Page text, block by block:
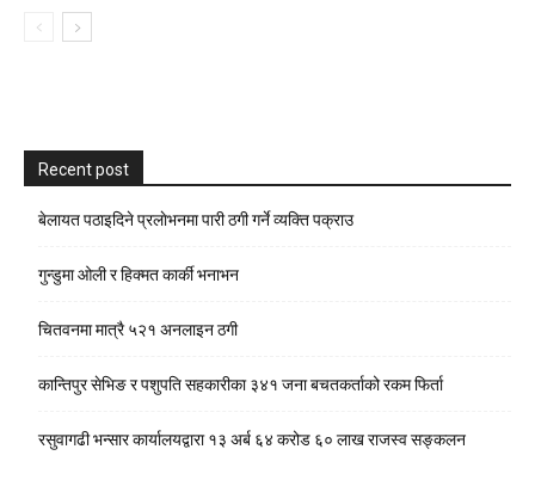
Recent post
बेलायत पठाइदिने प्रलाेभनमा पारी ठगी गर्ने व्यक्ति पक्राउ
गुन्डुमा ओली र हिक्मत कार्की भनाभन
चितवनमा मात्रै ५२१ अनलाइन ठगी
कान्तिपुर सेभिङ र पशुपति सहकारीका ३४१ जना बचतकर्ताको रकम फिर्ता
रसुवागढी भन्सार कार्यालयद्वारा १३ अर्ब ६४ करोड ६० लाख राजस्व सङ्कलन